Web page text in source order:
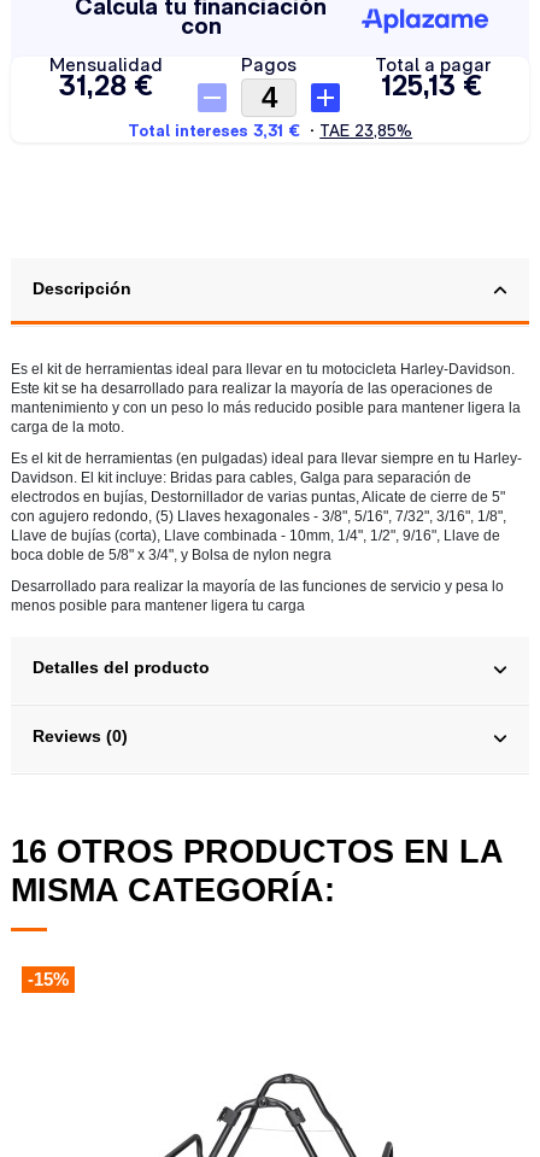
Descripción
Es el kit de herramientas ideal para llevar en tu motocicleta Harley-Davidson.
Este kit se ha desarrollado para realizar la mayoría de las operaciones de
mantenimiento y con un peso lo más reducido posible para mantener ligera la
carga de la moto.
Es el kit de herramientas (en pulgadas) ideal para llevar siempre en tu Harley-
Davidson. El kit incluye: Bridas para cables, Galga para separación de
electrodos en bujías, Destornillador de varias puntas, Alicate de cierre de 5"
con agujero redondo, (5) Llaves hexagonales - 3/8", 5/16", 7/32", 3/16", 1/8",
Llave de bujías (corta), Llave combinada - 10mm, 1/4", 1/2", 9/16", Llave de
boca doble de 5/8" x 3/4", y Bolsa de nylon negra
Desarrollado para realizar la mayoría de las funciones de servicio y pesa lo
menos posible para mantener ligera tu carga
Detalles del producto
Reviews (0)
16 OTROS PRODUCTOS EN LA
MISMA CATEGORÍA:
-15%